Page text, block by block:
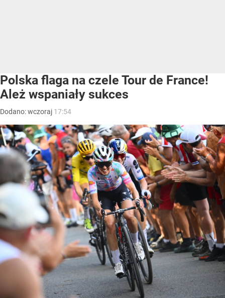
Polska flaga na czele Tour de France!
Ależ wspaniały sukces
Dodano:wczoraj 17:54